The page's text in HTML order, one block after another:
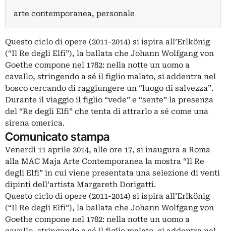
arte contemporanea, personale
Questo ciclo di opere (2011-2014) si ispira all’Erlkönig
(“Il Re degli Elfi”), la ballata che Johann Wolfgang von
Goethe compone nel 1782: nella notte un uomo a
cavallo, stringendo a sé il figlio malato, si addentra nel
bosco cercando di raggiungere un “luogo di salvezza”.
Durante il viaggio il figlio “vede” e “sente” la presenza
del “Re degli Elfi” che tenta di attrarlo a sé come una
sirena omerica.
Comunicato stampa
Venerdì 11 aprile 2014, alle ore 17, si inaugura a Roma
alla MAC Maja Arte Contemporanea la mostra “Il Re
degli Elfi” in cui viene presentata una selezione di venti
dipinti dell’artista Margareth Dorigatti.
Questo ciclo di opere (2011-2014) si ispira all’Erlkönig
(“Il Re degli Elfi”), la ballata che Johann Wolfgang von
Goethe compone nel 1782: nella notte un uomo a